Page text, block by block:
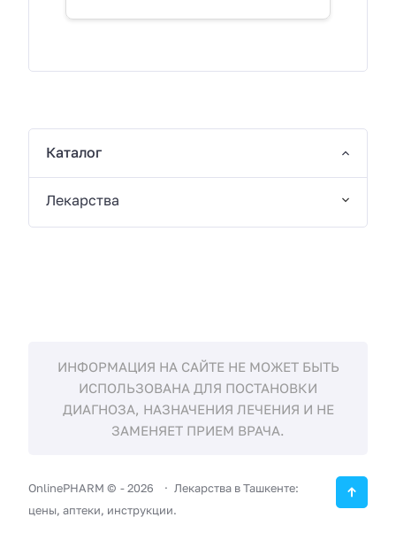
Каталог
Лекарства
ИНФОРМАЦИЯ НА САЙТЕ НЕ МОЖЕТ БЫТЬ
ИСПОЛЬЗОВАНА ДЛЯ ПОСТАНОВКИ
ДИАГНОЗА, НАЗНАЧЕНИЯ ЛЕЧЕНИЯ И НЕ
ЗАМЕНЯЕТ ПРИЕМ ВРАЧА.
OnlinePHARM © -2026
Лекарства в Ташкенте:
цены, аптеки, инструкции.